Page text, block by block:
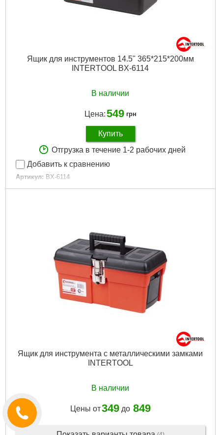
Ящик для инструментов 14.5" 365*215*200мм
INTERTOOL BX-6114
В наличии
Цена:549 грн
Купить
Отгрузка в течение 1-2 рабочих дней
Добавить к сравнению
Артикул: BX-6114
Код товара: 10.03.99
Подробнее...
Ящик для инструмента с металлическими замками
INTERTOOL
В наличии
Цены от349до 849